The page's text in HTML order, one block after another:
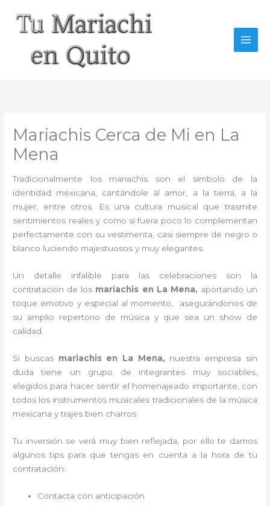
contenido
Mariachis Cerca de Mi en La
Mena
Tradicionalmente los mariachis son el símbolo de la
identidad mexicana, cantándole al amor, a la tierra, a la
mujer, entre otros. Es una cultura musical que trasmite
sentimientos reales y como si fuera poco lo complementan
perfectamente con su vestimenta, casi siempre de negro o
blanco luciendo majestuosos y muy elegantes.
Un detalle infalible para las celebraciones son la
contratación de los mariachis en La Mena, aportando un
toque emotivo y especial al momento, asegurándonos de
su amplio repertorio de música y que sea un show de
calidad.
Si buscas mariachis en La Mena, nuestra empresa
sin
duda tiene un grupo de integrantes muy sociables,
elegidos para hacer sentir el homenajeado importante, con
todos los instrumentos musicales tradicionales de la música
mexicana y trajes bien charros.
Tu inversión se verá muy bien reflejada, por ello te damos
algunos tips para que tengas en cuenta a la hora de tu
contratación:
Contacta con anticipación